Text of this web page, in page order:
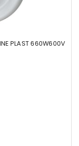
PLAST 660W600V